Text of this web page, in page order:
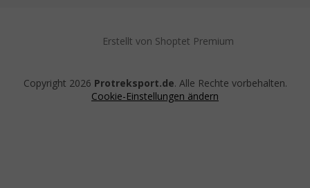
Erstellt von Shoptet Premium
Copyright 2026 Protreksport.de. Alle Rechte vorbehalten.
Cookie-Einstellungen ändern